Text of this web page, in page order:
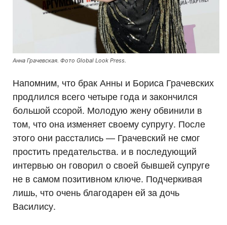
Анна Грачевская. Фото Global Look Press.
Напомним, что брак Анны и Бориса Грачевских
продлился всего четыре года и закончился
большой ссорой. Молодую жену обвинили в
том, что она изменяет своему супругу. После
этого они расстались — Грачевский не смог
простить предательства. и в последующий
интервью он говорил о своей бывшей супруге
не в самом позитивном ключе. Подчеркивая
лишь, что очень благодарен ей за дочь
Василису.